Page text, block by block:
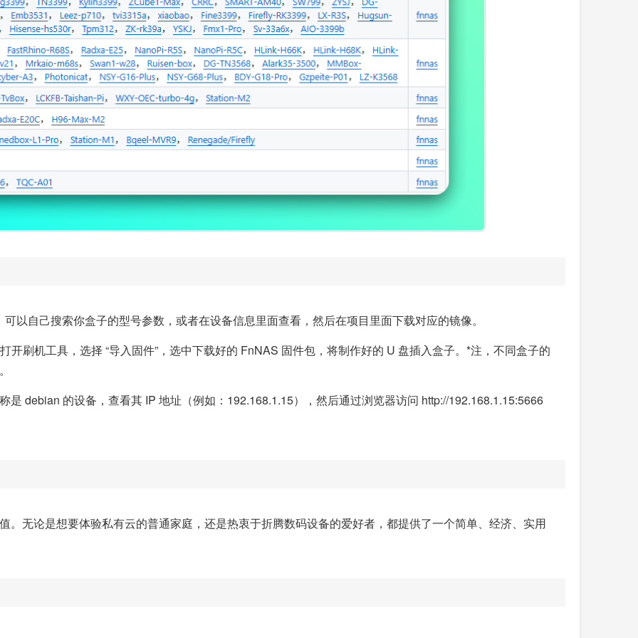
以自己搜索你盒子的型号参数，或者在设备信息里面查看，然后在项目里面下载对应的镜像。
开刷机工具，选择 “导入固件”，选中下载好的 FnNAS 固件包，将制作好的 U 盘插入盒子。*注，不同盒子的
是 debian 的设备，查看其 IP 地址（例如：192.168.1.15），然后通过浏览器访问 http://192.168.1.15:5666
。无论是想要体验私有云的普通家庭，还是热衷于折腾数码设备的爱好者，都提供了一个简单、经济、实用